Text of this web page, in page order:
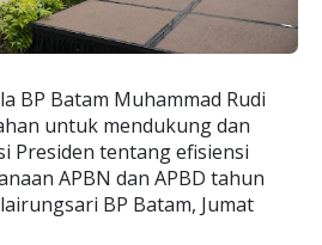
BP Batam Muhammad Rudi
untuk mendukung dan
Presiden tentang efisiensi
APBN dan APBD tahun
BP Batam, Jumat